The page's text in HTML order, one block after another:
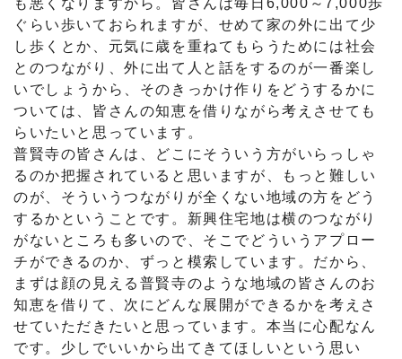
も悪くなりますから。皆さんは毎日6,000～7,000歩
ぐらい歩いておられますが、せめて家の外に出て少
し歩くとか、元気に歳を重ねてもらうためには社会
とのつながり、外に出て人と話をするのが一番楽し
いでしょうから、そのきっかけ作りをどうするかに
ついては、皆さんの知恵を借りながら考えさせても
らいたいと思っています。
普賢寺の皆さんは、どこにそういう方がいらっしゃ
るのか把握されていると思いますが、もっと難しい
のが、そういうつながりが全くない地域の方をどう
するかということです。新興住宅地は横のつながり
がないところも多いので、そこでどういうアプロー
チができるのか、ずっと模索しています。だから、
まずは顔の見える普賢寺のような地域の皆さんのお
知恵を借りて、次にどんな展開ができるかを考えさ
せていただきたいと思っています。本当に心配なん
です。少しでいいから出てきてほしいという思い